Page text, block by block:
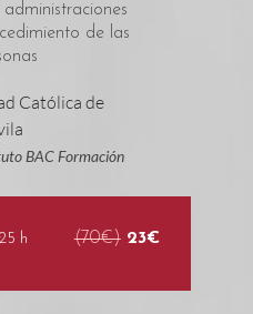
de las
BAC Formación
h (70€) 23€